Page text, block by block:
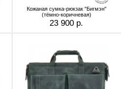
Кожаная сумка-рюкзак "Бигмэн"
(тёмно-коричневая)
23 900 р.